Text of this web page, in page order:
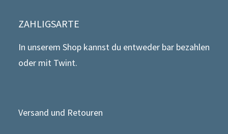
ZAHLIGSARTE
In unserem Shop kannst du entweder bar bezahlen
oder mit Twint.
Versand und Retouren